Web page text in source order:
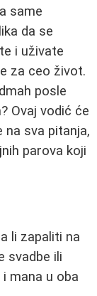
same
da se
i uživate
za ceo život.
posle
Ovaj vodić će
sva pitanja,
parova koji
li zapaliti na
svadbe ili
mana u oba